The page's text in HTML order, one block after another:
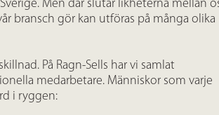
Men där slutar likheterna mellan
bransch gör kan utföras på många olika
På Ragn-Sells har vi samlat
medarbetare. Människor som varje
i ryggen: